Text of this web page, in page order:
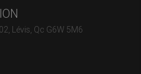
Lévis, Qc G6W 5M6